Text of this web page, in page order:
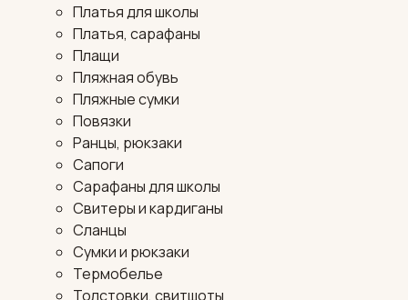
Платья для школы
Платья, сарафаны
Плащи
Пляжная обувь
Пляжные сумки
Повязки
Ранцы, рюкзаки
Сапоги
Сарафаны для школы
Свитеры и кардиганы
Сланцы
Сумки и рюкзаки
Термобелье
Толстовки, свитшоты